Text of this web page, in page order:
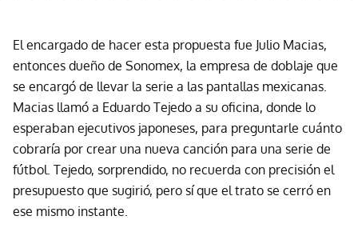
El encargado de hacer esta propuesta fue Julio Macias,
entonces dueño de Sonomex, la empresa de doblaje que
se encargó de llevar la serie a las pantallas mexicanas.
Macias llamó a Eduardo Tejedo a su oficina, donde lo
esperaban ejecutivos japoneses, para preguntarle cuánto
cobraría por crear una nueva canción para una serie de
fútbol. Tejedo, sorprendido, no recuerda con precisión el
presupuesto que sugirió, pero sí que el trato se cerró en
ese mismo instante.